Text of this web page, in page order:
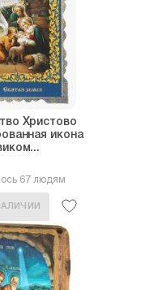
Христово
икона
67 людям